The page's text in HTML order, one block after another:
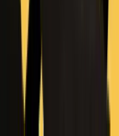
Weitere Beiträge
mehr